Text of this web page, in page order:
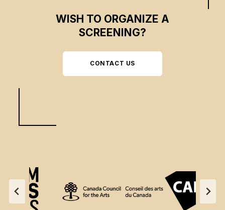
WISH TO ORGANIZE A
SCREENING?
CONTACT US